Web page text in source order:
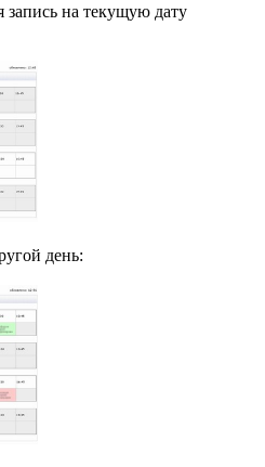
на текущую дату
день: